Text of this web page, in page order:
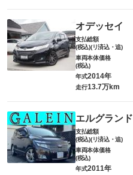
オデッセイ
支払総額
(税込)(リ済込・追)
車両本体価格
(税込)
年式2014年
走行13.7万km
エルグランド
支払総額
(税込)(リ済込・追)
車両本体価格
(税込)
年式2011年